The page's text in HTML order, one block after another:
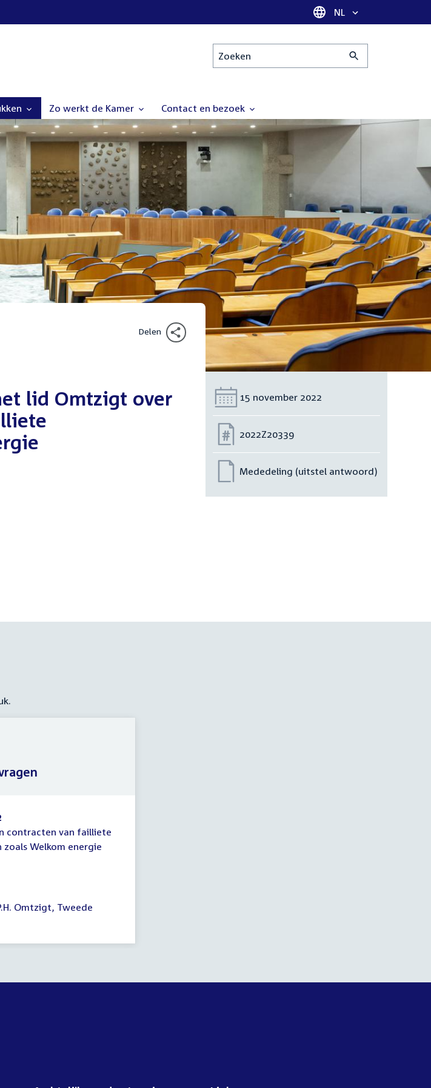
Taal selectie
NL
Zoeken
Zo werkt de Kamer Contact en bezoek
Delen
lid Omtzigt over
Datum:
15 november 2022
Nummer:
2022Z20339
Mededeling (uitstel antwoord)
contracten van failliete
Welkom energie
Omtzigt, Tweede